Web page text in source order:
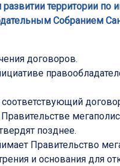
территории по
Собранием
договоров.
позднее.
Правительство
и основания для